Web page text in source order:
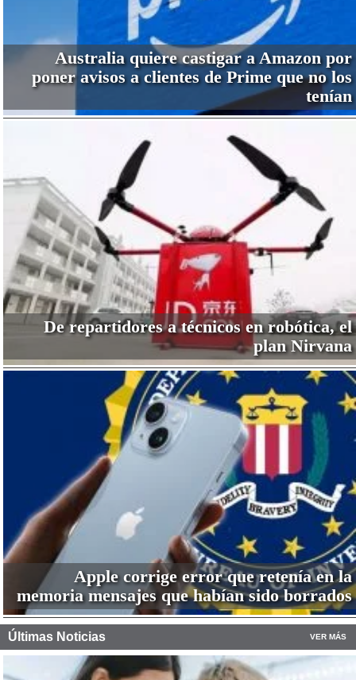
Australia quiere castigar a Amazon por
poner avisos a clientes de Prime que no los
tenían
De repartidores a técnicos en robótica, el
plan Nirvana
Apple corrige error que retenía en la
memoria mensajes que habían sido borrados
Últimas Noticias VER MÁS